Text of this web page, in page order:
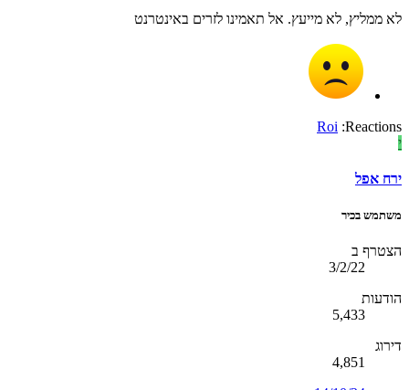
לא ממליץ, לא מייעץ. אל תאמינו לזרים באינטרנט
Reactions:
Roi
י
ירח אפל
משתמש בכיר
הצטרף ב
3/2/22
הודעות
5,433
דירוג
4,851